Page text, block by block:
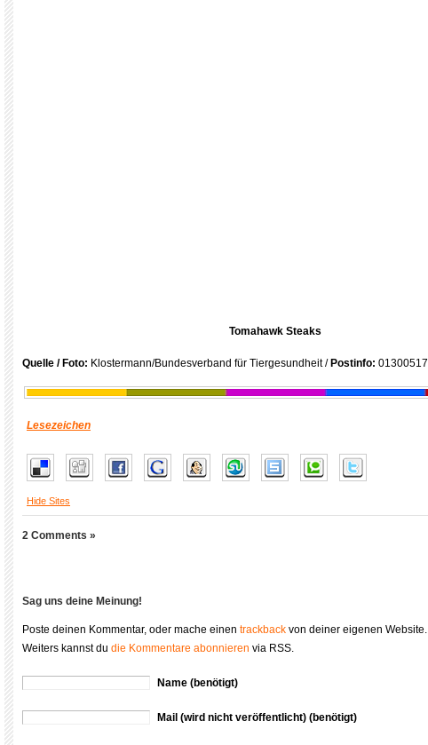
Tomahawk Steaks
Quelle / Foto: Klostermann/Bundesverband für Tiergesundheit / Postinfo: 01300517
Lesezeichen
Hide Sites
2 Comments »
Sag uns deine Meinung!
Poste deinen Kommentar, oder mache einen trackback von deiner eigenen Website.
Weiters kannst du die Kommentare abonnieren via RSS.
Name (benötigt)
Mail (wird nicht veröffentlicht) (benötigt)